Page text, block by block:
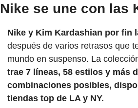
Nike se une con las
Nike y Kim Kardashian por fin
después de varios retrasos que
mundo en suspenso. La
trae 7 líneas, 58 estilos y más
combinaciones posibles,
tiendas top de LA y NY.